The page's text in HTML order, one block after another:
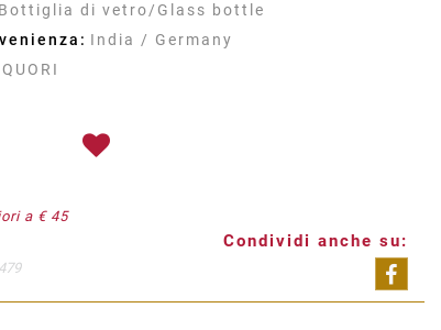
Bottiglia di vetro/Glass bottle
India / Germany
a € 45
Condividi anche su: